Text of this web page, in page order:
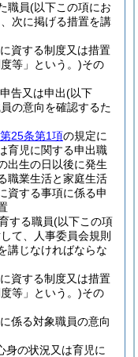
職員(以下この項にお
次に掲げる措置を講
資する制度又は措置
等」という。)その
告又は申出(以下
の意向を確認するた
25条第1項の規定に
育児に関する申出職
出生の日以後に発生
職業生活と家庭生活
資する事項に係る申
する職員(以下この項
て、人事委員会規則
講じなければならな
資する制度又は措置
等」という。)その
係る対象職員の意向
身の状況又は育児に